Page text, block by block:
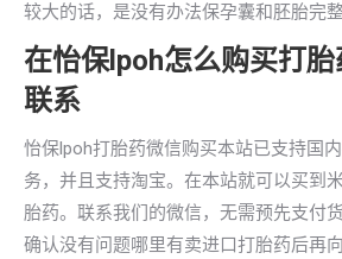
较大的话，是没有办法保孕囊和胚胎完
在怡保lpoh怎么购买打
联系
怡保lpoh打胎药微信购买本站已支持国
务，并且支持淘宝。在本站就可以买到
胎药。联系我们的微信，无需预先支付
确认没有问题哪里有卖进口打胎药后再